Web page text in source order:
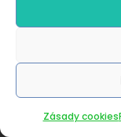
Zásady cookies
Autor: